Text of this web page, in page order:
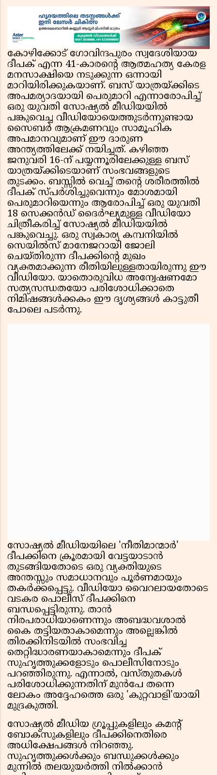
കോഴിക്കോട് ഗോവിന്ദപുരം സ്വദേശിയായ
ദീപക് എന്ന 41-കാരന്റെ ആത്മഹത്യ കേരള
മനസാക്ഷിയെ നടുക്കുന്ന ഒന്നായി
മാറിയിരിക്കുകയാണ്. ബസ് യാത്രയ്ക്കിടെ
അപമര്യാദയായി പെരുമാറി എന്നാരോപിച്ച്
ഒരു യുവതി സോഷ്യൽ മീഡിയയിൽ
പങ്കുവെച്ച വീഡിയോയെത്തുടർന്നുണ്ടായ
സൈബർ ആക്രമണവും സാമൂഹിക
അപമാനവുമാണ് ഈ ദാരുണ
അന്ത്യത്തിലേക്ക് നയിച്ചത്. കഴിഞ്ഞ
ജനുവരി 16-ന് പയ്യന്നൂരിലേക്കുള്ള ബസ്
യാത്രയ്ക്കിടെയാണ് സംഭവങ്ങളുടെ
തുടക്കം. ബസ്സിൽ വെച്ച് തന്റെ ശരീരത്തിൽ
ദീപക് സ്പർശിച്ചുവെന്നും മോശമായി
പെരുമാറിയെന്നും ആരോപിച്ച് ഒരു യുവതി
18 സെക്കൻഡ് ദൈർഘ്യമുള്ള വീഡിയോ
ചിത്രീകരിച്ച് സോഷ്യൽ മീഡിയയിൽ
പങ്കുവെച്ചു. ഒരു സ്വകാര്യ കമ്പനിയിൽ
സെയിൽസ് മാനേജറായി ജോലി
ചെയ്തിരുന്ന ദീപക്കിന്റെ മുഖം
വ്യക്തമാക്കുന്ന രീതിയിലുള്ളതായിരുന്നു ഈ
വീഡിയോ. യാതൊരുവിധ അന്വേഷണമോ
സത്യസന്ധതയോ പരിശോധിക്കാതെ
നിമിഷങ്ങൾക്കകം ഈ ദൃശ്യങ്ങൾ കാട്ടുതീ
പോലെ പടർന്നു.
സോഷ്യൽ മീഡിയയിലെ 'നീതിമാന്മാർ'
ദീപക്കിനെ ക്രൂരമായി വേട്ടയാടാൻ
തുടങ്ങിയതോടെ ഒരു വ്യക്തിയുടെ
അന്തസ്സും സമാധാനവും പൂർണമായും
തകർക്കപ്പെട്ടു. വീഡിയോ വൈറലായതോടെ
വടകര പൊലീസ് ദീപക്കിനെ
ബന്ധപ്പെട്ടിരുന്നു. താൻ
നിരപരാധിയാണെന്നും അബദ്ധവശാൽ
കൈ തട്ടിയതാകാമെന്നും അല്ലെങ്കിൽ
തിരക്കിനിടയിൽ സംഭവിച്ച
തെറ്റിദ്ധാരണയാകാമെന്നും ദീപക്
സുഹൃത്തുക്കളോടും പൊലീസിനോടും
പറഞ്ഞിരുന്നു. എന്നാൽ, വസ്തുതകൾ
പരിശോധിക്കുന്നതിന് മുൻപേ തന്നെ
ലോകം അദ്ദേഹത്തെ ഒരു 'കുറ്റവാളി'യായി
മുദ്രകുത്തി.
സോഷ്യൽ മീഡിയ ഗ്രൂപ്പുകളിലും കമന്റ്
ബോക്സുകളിലും ദീപക്കിനെതിരെ
അധിക്ഷേപങ്ങൾ നിറഞ്ഞു.
സുഹൃത്തുക്കൾക്കും ബന്ധുക്കൾക്കും
മുന്നിൽ തലയുയർത്തി നിൽക്കാൻ